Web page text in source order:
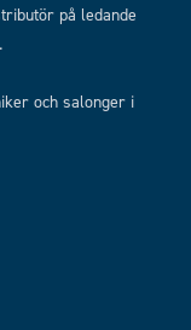
på ledande
och salonger i